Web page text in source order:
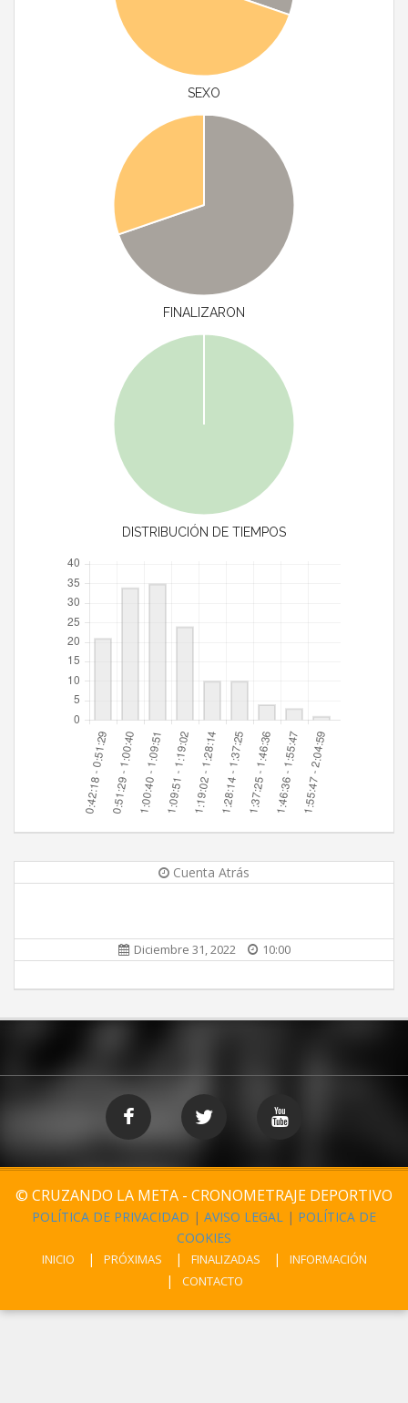
SEXO
FINALIZARON
DISTRIBUCIÓN DE TIEMPOS
Cuenta Atrás
Diciembre 31, 2022 10:00
© CRUZANDO LA META - CRONOMETRAJE DEPORTIVO
POLÍTICA DE PRIVACIDAD | AVISO LEGAL | POLÍTICA DE
COOKIES
INICIO PRÓXIMAS FINALIZADAS
INFORMACIÓN
CONTACTO